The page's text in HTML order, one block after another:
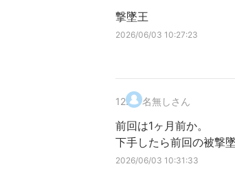
撃墜王
2026/06/03 10:27:23
12. 名無しさん
前回は1ヶ月前か。
下手したら前回の被撃
2026/06/03 10:31:33